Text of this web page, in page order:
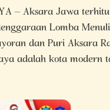
– Aksara Jawa
Lomba
dan Puri Aksara
adalah kota